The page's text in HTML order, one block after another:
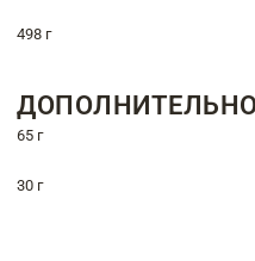
498 г
65 г
30 г